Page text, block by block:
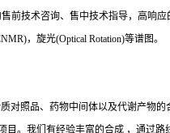
前技术咨询、售中技术指导，高响应
，旋光(Optical Rotation)等谱图。
照品、药物中间体以及代谢产物的
。我们有经验丰富的合成 ，通过路